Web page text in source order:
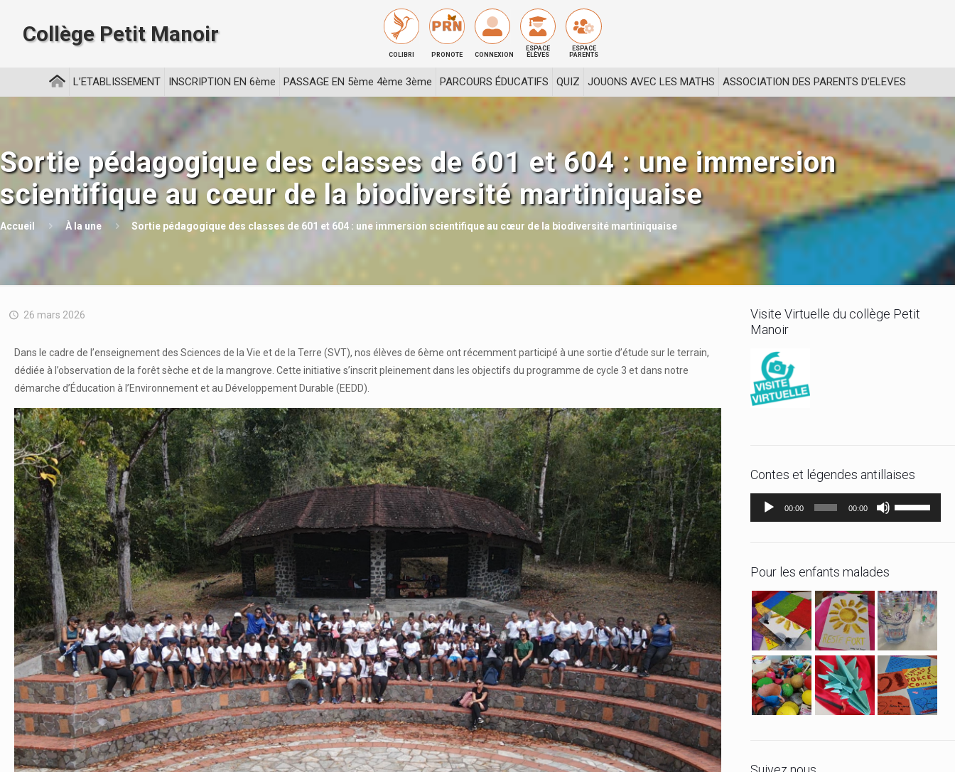
Collège Petit Manoir
COLIBRI PRONOTE CONNEXION
ESPACE
ÉLÈVES
ESPACE
PARENTS
L’ETABLISSEMENT INSCRIPTION EN 6ème PASSAGE EN 5ème 4ème 3ème PARCOURS ÉDUCATIFS QUIZ JOUONS AVEC LES MATHS ASSOCIATION DES PARENTS D’ELEVES
Sortie pédagogique des classes de 601 et 604 : une immersion
scientifique au cœur de la biodiversité martiniquaise
Accueil À la une Sortie pédagogique des classes de 601 et 604 : une immersion scientifique au cœur de la biodiversité martiniquaise
26 mars 2026
Dans le cadre de l’enseignement des Sciences de la Vie et de la Terre (SVT), nos élèves de 6ème ont récemment participé à une sortie d’étude sur le terrain,
dédiée à l’observation de la forêt sèche et de la mangrove. Cette initiative s’inscrit pleinement dans les objectifs du programme de cycle 3 et dans notre
démarche d’Éducation à l’Environnement et au Développement Durable (EEDD).
Visite Virtuelle du collège Petit
Manoir
Contes et légendes antillaises
Lecteur
00:00 00:00
augmenter
ou
diminuer
le
volume.
Pour les enfants malades